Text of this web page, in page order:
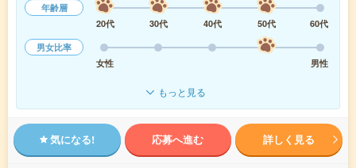
年齢層
20代
30代 40代 50代
60代
男女比率
女性
男性
もっと見る
気になる! 応募へ進む 詳しく見る